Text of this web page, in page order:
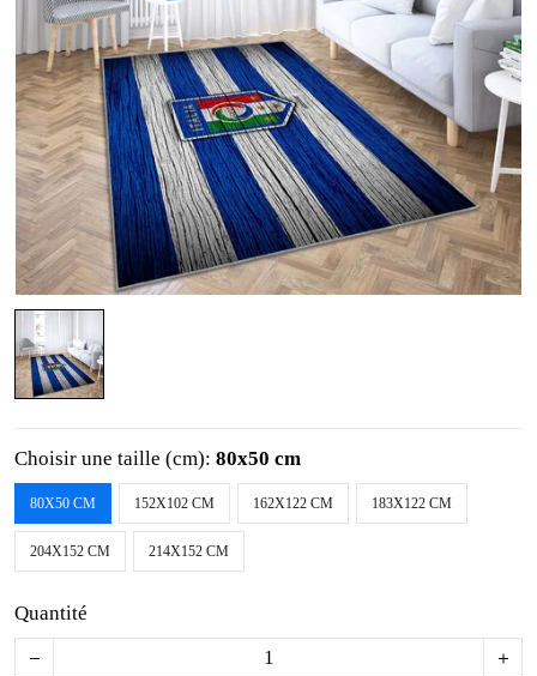
Choisir une taille (cm): 80x50 cm
80X50 CM 152X102 CM 162X122 CM 183X122 CM
204X152 CM 214X152 CM
Quantité